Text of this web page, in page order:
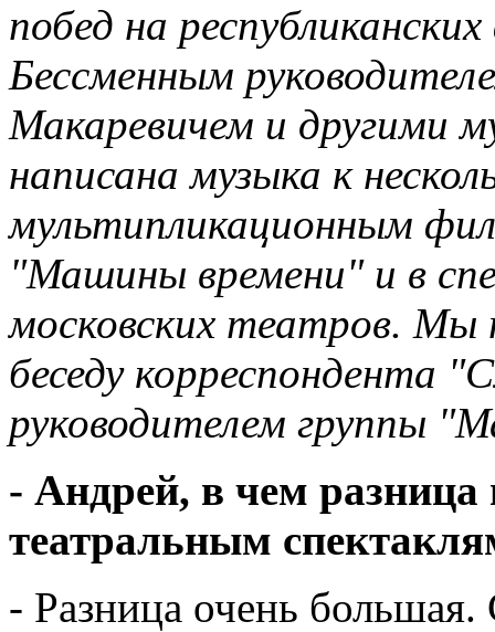
побед на
Бессменным
Макаревичем и другими
написана музыка к
мультипликационным
"Машины времени" и в
московских театров.
беседу корреспондента
руководителем группы
- Андрей, в чем
театральным
- Разница очень большая.